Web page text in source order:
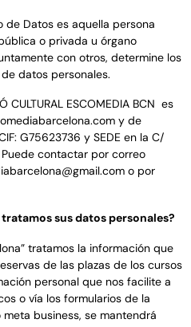
de Datos es aquella persona
o privada u órgano
con otros, determine los
datos personales.
ESCOMEDIA BCN es
y de
G75623736 y SEDE en la C/
Puede contactar por correo
o por
sus datos personales?
tratamos la información que
de las plazas de los cursos
personal que nos facilite a
o vía los formularios de la
business, se mantendrá